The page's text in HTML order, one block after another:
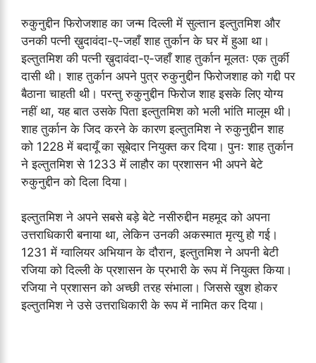
रुकुनुद्दीन फिरोजशाह का जन्म दिल्ली में सुल्तान इल्तुतमिश और
उनकी पत्नी ख़ुदावंदा-ए-जहाँ शाह तुर्कान के घर में हुआ था।
इल्तुतमिश की पत्नी ख़ुदावंदा-ए-जहाँ शाह तुर्कान मूलतः एक तुर्की
दासी थी। शाह तुर्कान अपने पुत्र रुकुनुद्दीन फिरोजशाह को गद्दी पर
बैठाना चाहती थी। परन्तु रुकुनुद्दीन फिरोज शाह इसके लिए योग्य
नहीं था, यह बात उसके पिता इल्तुतमिश को भली भांति मालूम थी।
शाह तुर्कान के जिद करने के कारण इल्तुतमिश ने रुकुनुद्दीन शाह
को 1228 में बदायूँ का सूबेदार नियुक्त कर दिया। पुनः शाह तुर्कान
ने इल्तुतमिश से 1233 में लाहौर का प्रशासन भी अपने बेटे
रुकुनुद्दीन को दिला दिया।
इल्तुतमिश ने अपने सबसे बड़े बेटे नसीरुद्दीन महमूद को अपना
उत्तराधिकारी बनाया था, लेकिन उनकी अकस्मात मृत्यु हो गई।
1231 में ग्वालियर अभियान के दौरान, इल्तुतमिश ने अपनी बेटी
रजिया को दिल्ली के प्रशासन के प्रभारी के रूप में नियुक्त किया।
रजिया ने प्रशासन को अच्छी तरह संभाला। जिससे खुश होकर
इल्तुतमिश ने उसे उत्तराधिकारी के रूप में नामित कर दिया।